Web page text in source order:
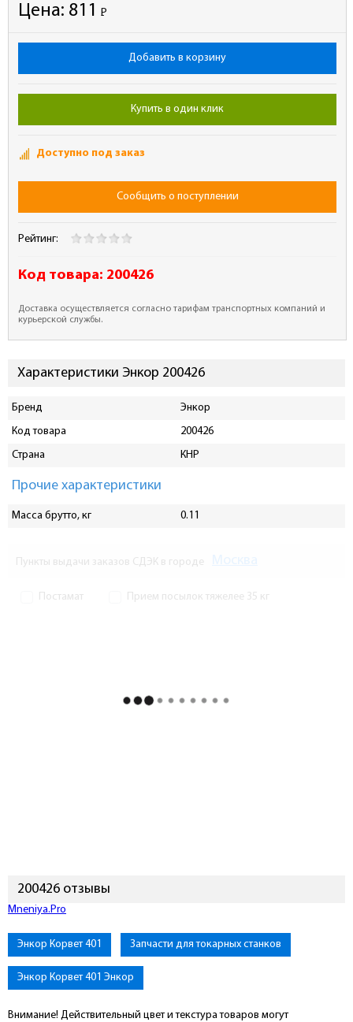
Цена: 811 Р
-
Добавить в корзину
Купить в один клик
Доступно под заказ
Сообщить о поступлении
Рейтинг:
Код товара: 200426
Доставка осуществляется согласно тарифам транспортных компаний и
курьерской службы.
Характеристики Энкор 200426
Бренд
Энкор
Код товара
200426
Страна
КНР
Прочие характеристики
Масса брутто, кг 0.11
Пункты выдачи заказов СДЭК в городе
Постамат Прием посылок тяжелее 35 кг
200426 отзывы
Mneniya.Pro
Энкор Корвет 401 Запчасти для токарных станков
Энкор Корвет 401 Энкор
Внимание! Действительный цвет и текстура товаров могут